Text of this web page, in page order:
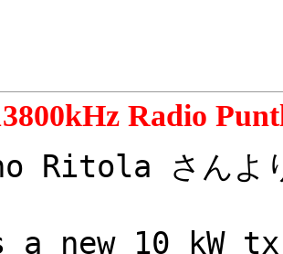
Radio
Ritola さんよ
new 10 kW